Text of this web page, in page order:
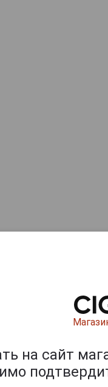
на сайт